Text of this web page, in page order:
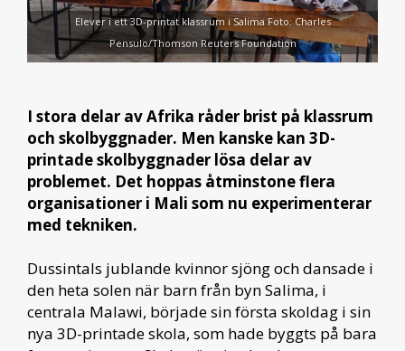
Elever i ett 3D-printat klassrum i Salima Foto: Charles
Pensulo/Thomson Reuters Foundation
I stora delar av Afrika råder brist på klassrum
och skolbyggnader. Men kanske kan 3D-
printade skolbyggnader lösa delar av
problemet. Det hoppas åtminstone flera
organisationer i Mali som nu experimenterar
med tekniken.
Dussintals jublande kvinnor sjöng och dansade i
den heta solen när barn från byn Salima, i
centrala Malawi, började sin första skoldag i sin
nya 3D-printade skola, som hade byggts på bara